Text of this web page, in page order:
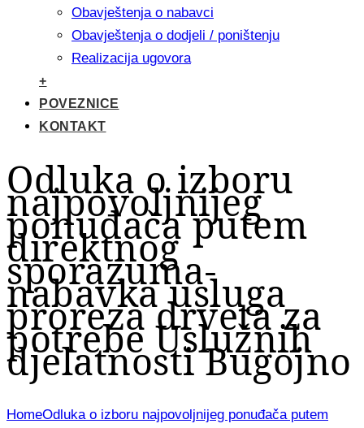
Obavještenja o nabavci
Obavještenja o dodjeli / poništenju
Realizacija ugovora
+
POVEZNICE
KONTAKT
Odluka o izboru
najpovoljnijeg
ponuđača putem
direktnog
sporazuma-
nabavka usluga
proreza drveta za
potrebe Uslužnih
djelatnosti Bugojno
HomeOdluka o izboru najpovoljnijeg ponuđača putem